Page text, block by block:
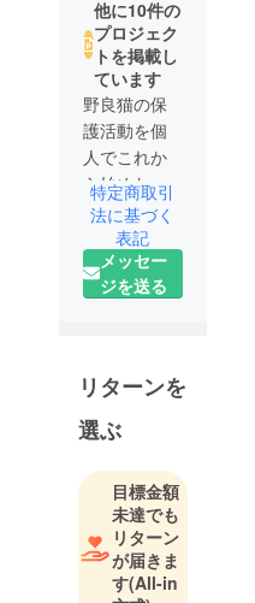
他に10件の
プロジェク
トを掲載し
ています
野良猫の保
護活動を個
人でこれか
ら始めたい
と考えてお
ります。
不幸になる
しくなり、
何か行動で
きないかと
考え、野良
猫さんたち
の保護、避
妊、去勢手
術をしてい
特定商取引
法に基づく
表記
メッセー
ジを送る
リターンを
選ぶ
目標金額
未達でも
リターン
が届きま
す(All-in